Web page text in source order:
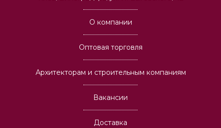
О компании
Оптовая торговля
Архитекторам и строительным компаниям
Вакансии
Доставка